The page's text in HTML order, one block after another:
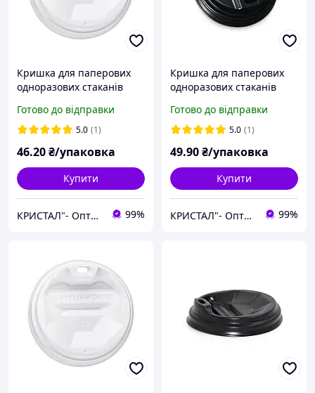
Кришка для паперових
одноразових стаканів
(175мл) 50шт/уп
(1ящ/60уп/3000шт)
Готово до відправки
5.0 (1)
46.20₴/упаковка
Купити
КРИСТАЛ"- Оптова та розрібна торгівля одноразовим посудом,товарами санітарно-побутового призначення 99%
Кришка для паперових
одноразових стаканів
(250 мл) 50шт/уп
(1ящ/60уп/3000шт)
Готово до відправки
5.0 (1)
49.90₴/упаковка
Купити
КРИСТАЛ"- Оптова та розрібна торгівля одноразовим посудом,товарами санітарно-побутового призначення 99%